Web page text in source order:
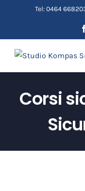
Tel: 0464
Corsi